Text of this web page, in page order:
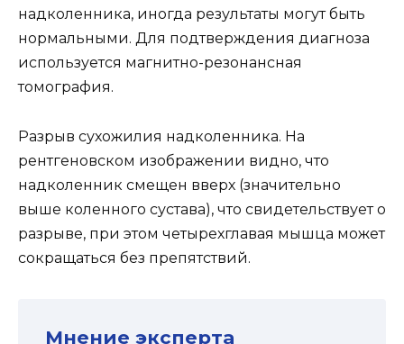
надколенника, иногда результаты могут быть
нормальными. Для подтверждения диагноза
используется магнитно-резонансная
томография.
Разрыв сухожилия надколенника. На
рентгеновском изображении видно, что
надколенник смещен вверх (значительно
выше коленного сустава), что свидетельствует о
разрыве, при этом четырехглавая мышца может
сокращаться без препятствий.
Мнение эксперта